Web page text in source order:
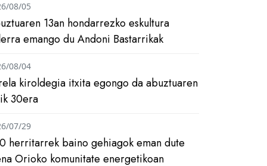
13an hondarrezko eskultura
emango du Andoni Bastarrikak
08/05
kiroldegia itxita egongo da abuztuaren
30era
08/04
herritarrek baino gehiagok eman dute
Orioko komunitate energetikoan
07/29